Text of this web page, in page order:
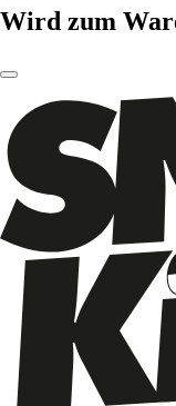
Wird zum